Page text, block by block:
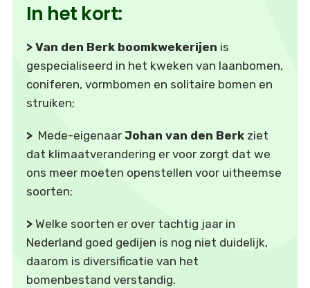
In het kort:
> Van den Berk boomkwekerijen is
gespecialiseerd in het kweken van laanbomen,
coniferen, vormbomen en solitaire bomen en
struiken;
>Mede-eigenaar Johan van den Berkziet
dat klimaatverandering er voor zorgt dat we
ons meer moeten openstellen voor uitheemse
soorten;
>Welke soorten er over tachtig jaar in
Nederland goed gedijen is nog niet duidelijk,
daarom is diversificatie van het
bomenbestand verstandig.